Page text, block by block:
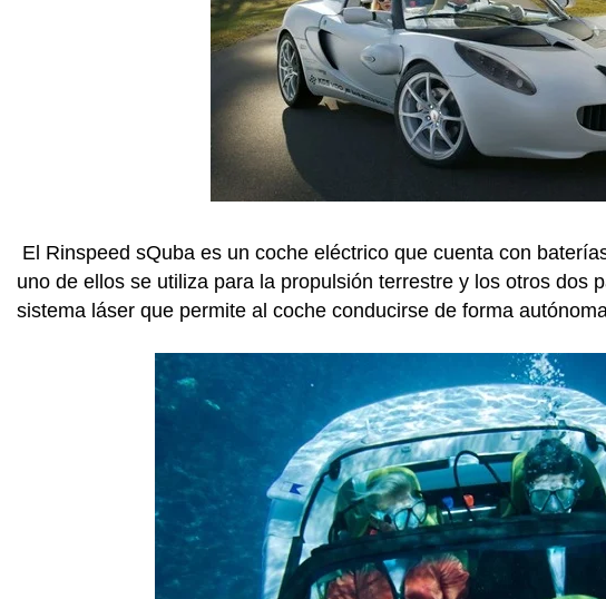
El Rinspeed sQuba es un coche eléctrico que cuenta con
uno de ellos se utiliza para la propulsión terrestre y los otros dos
sistema láser que permite al coche conducirse de forma